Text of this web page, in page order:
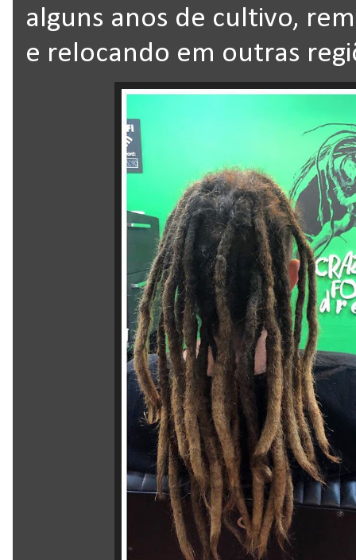
alguns anos de cultivo,
e relocando em outras